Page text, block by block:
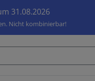
31.08.2026
Nicht kombinierbar!